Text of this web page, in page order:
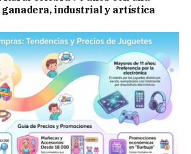
ganadera, industrial y artística